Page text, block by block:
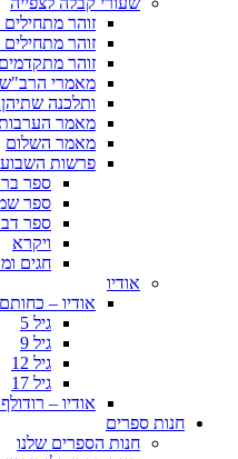
זוהר
זוהר
זוהר
מאמרי הרב"ש
ותלכנה
מאמר
מאמר השלום
פרשות השבוע
ספר
ספר
ספר
ויקרא
חגים
אודיו
אודיו – כחותם
גיל 5
גיל 9
גיל 12
גיל 17
אודיו –
חנות ספרים
חנות הספרים שלנו